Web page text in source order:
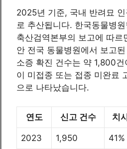
2025년 기준, 국내 반려묘
로 추산됩니다. 한국동물병
축산검역본부의 보고에 따
안 전국 동물병원에서 보고
소증 확진 건수는 약 1,800
이 미접종 또는 접종 미완료
으로 나타났습니다.
연도 신고 건수 치
2023 1,950 41%